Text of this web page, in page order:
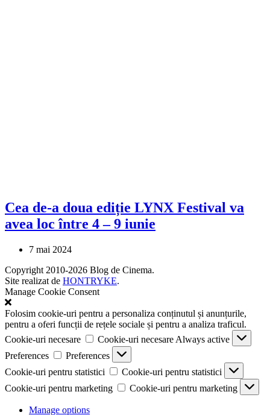
Cea de-a doua ediție LYNX Festival va
avea loc între 4 – 9 iunie
7 mai 2024
Copyright 2010-2026 Blog de Cinema.
Site realizat de HONTRYKE.
Manage Cookie Consent
Folosim cookie-uri pentru a personaliza conținutul și anunțurile,
pentru a oferi funcții de rețele sociale și pentru a analiza traficul.
Cookie-uri necesare
Cookie-uri necesare Always active
Preferences
Preferences
Cookie-uri pentru statistici
Cookie-uri pentru statistici
Cookie-uri pentru marketing
Cookie-uri pentru marketing
Manage options